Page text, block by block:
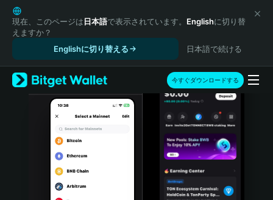
English
日本語
Tiếng Việt
Español (Latinoamérica)
Türkçe
Italiano
Português (Portugal)
Bahasa Indonesia
現在、このページは日本語で表示されています。 Englishに切り替
えますか？
Englishに切り替える
日本語で続ける
今すぐダウンロードする